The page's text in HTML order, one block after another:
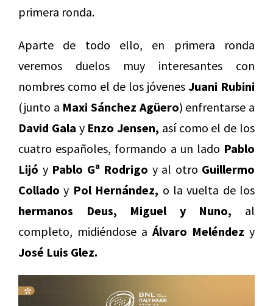
primera ronda.
Aparte de todo ello, en primera ronda
veremos duelos muy interesantes con
nombres como el de los jóvenes Juani Rubini
(junto a Maxi Sánchez Agüero) enfrentarse a
David Gala y Enzo Jensen, así como el de los
cuatro españoles, formando a un lado Pablo
Lijó y Pablo Gª Rodrigo y al otro Guillermo
Collado y Pol Hernández, o la vuelta de los
hermanos Deus, Miguel y Nuno, al
completo, midiéndose a Álvaro Meléndez y
José Luis Glez.